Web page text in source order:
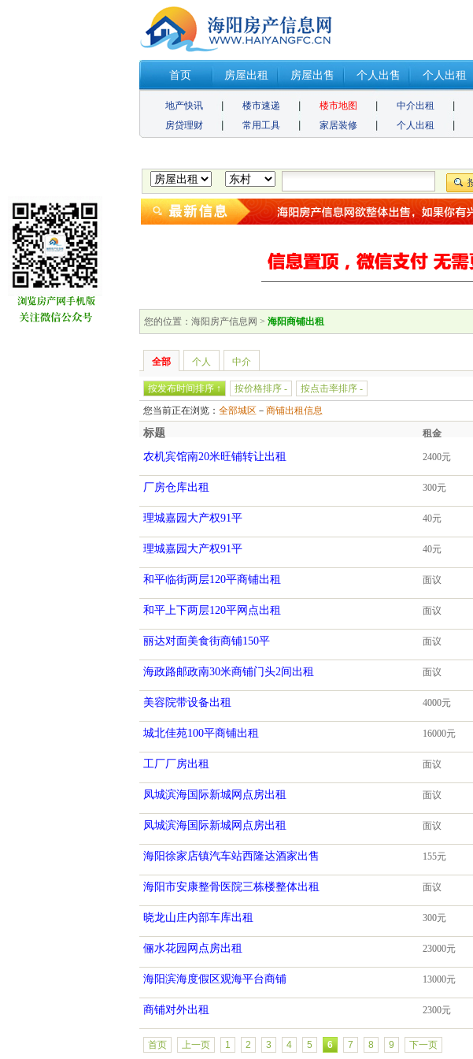
首页 房屋出租 房屋出售 个人出售 个人出租
地产快讯 楼市速递 楼市地图 中介出租
房贷理财
常用工具 家居装修 个人出租
您的位置： 海阳房产信息网 > 海阳商铺出租
全部 个人 中介
按发布时间排序 ↑ 按价格排序 - 按点击率排序 -
您当前正在浏览： 全部城区 － 商铺出租信息
标题 租金
农机宾馆南20米旺铺转让出租 2400元
厂房仓库出租 300元
理城嘉园大产权91平 40元
理城嘉园大产权91平 40元
和平临街两层120平商铺出租 面议
和平上下两层120平网点出租 面议
丽达对面美食街商铺150平 面议
海政路邮政南30米商铺门头2间出租 面议
美容院带设备出租 4000元
城北佳苑100平商铺出租 16000元
工厂厂房出租 面议
凤城滨海国际新城网点房出租 面议
凤城滨海国际新城网点房出租 面议
海阳徐家店镇汽车站西隆达酒家出售 155元
海阳市安康整骨医院三栋楼整体出租 面议
晓龙山庄内部车库出租 300元
俪水花园网点房出租 23000元
海阳滨海度假区观海平台商铺 13000元
商铺对外出租 2300元
首页 上一页 1 2 3 4 5 6 7 8 9 下一页